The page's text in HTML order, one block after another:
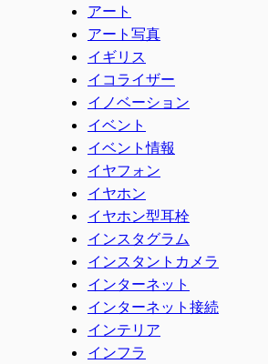
アート
アート写真
イギリス
イコライザー
イノベーション
イベント
イベント情報
イヤフォン
イヤホン
イヤホン型耳栓
インスタグラム
インスタントカメラ
インターネット
インターネット接続
インテリア
インフラ